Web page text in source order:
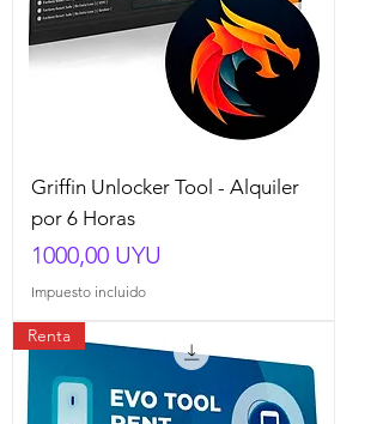
Griffin Unlocker Tool - Alquiler
por 6 Horas
Precio
1000,00 UYU
Impuesto incluido
Renta